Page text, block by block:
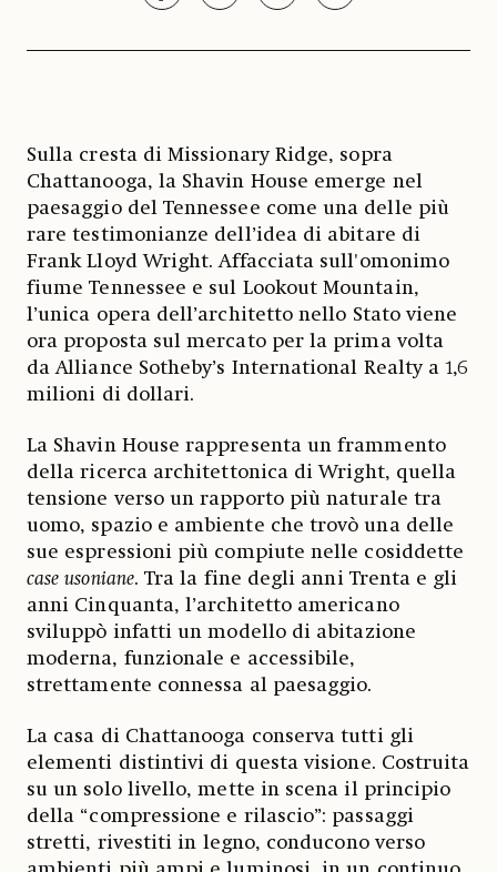
Sulla cresta di Missionary Ridge, sopra
Chattanooga, la Shavin House emerge nel
paesaggio del Tennessee come una delle più
rare testimonianze dell’idea di abitare di
Frank Lloyd Wright. Affacciata sull'omonimo
fiume Tennessee e sul Lookout Mountain,
l’unica opera dell’architetto nello Stato viene
ora proposta sul mercato per la prima volta
da Alliance Sotheby’s International Realty a 1,6
milioni di dollari.
La Shavin House rappresenta un frammento
della ricerca architettonica di Wright, quella
tensione verso un rapporto più naturale tra
uomo, spazio e ambiente che trovò una delle
sue espressioni più compiute nelle cosiddette
case usoniane. Tra la fine degli anni Trenta e gli
anni Cinquanta, l’architetto americano
sviluppò infatti un modello di abitazione
moderna, funzionale e accessibile,
strettamente connessa al paesaggio.
La casa di Chattanooga conserva tutti gli
elementi distintivi di questa visione. Costruita
su un solo livello, mette in scena il principio
della “compressione e rilascio”: passaggi
stretti, rivestiti in legno, conducono verso